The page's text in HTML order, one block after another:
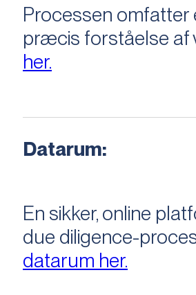
Processen omfatter
præcis forståelse af
her.
Datarum:
En sikker, online
due diligence-
datarum her.